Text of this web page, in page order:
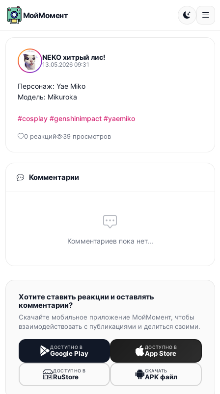
МойМомент
NEKO хитрый лис!
13.05.2026 09:31
Персонаж: Yae Miko
Модель: Mikuroka
#cosplay #genshinimpact #yaemiko
0 реакций 39 просмотров
Комментарии
Комментариев пока нет...
Хотите ставить реакции и оставлять
комментарии?
Скачайте мобильное приложение МойМомент, чтобы
взаимодействовать с публикациями и делиться своими.
ДОСТУПНО В
Google Play
ДОСТУПНО В
App Store
ДОСТУПНО В
RuStore
СКАЧАТЬ
APK файл